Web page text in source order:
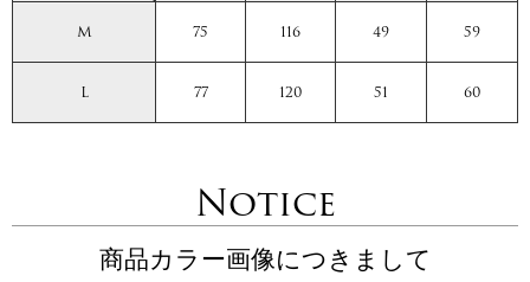
M 75 116 49 59
L 77 120 51 60
Notice
商品カラー画像につきまして